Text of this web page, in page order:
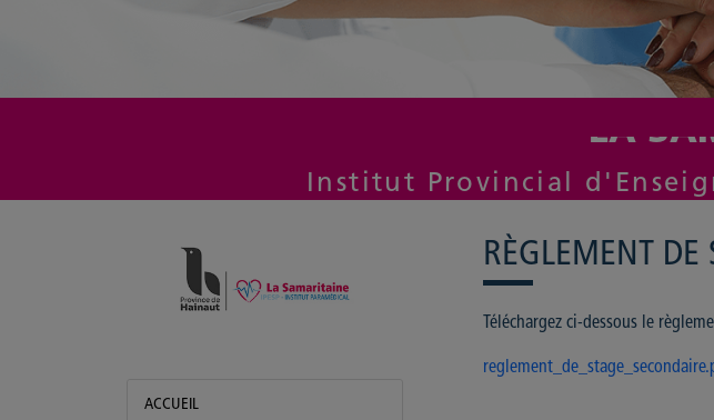
LA
Institut Provincial
ACCUEIL
RÈGLEMENT
Téléchargez ci-dessous le